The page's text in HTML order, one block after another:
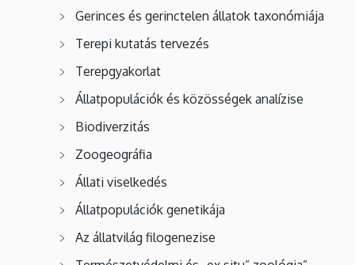
Gerinces és gerinctelen állatok taxonómiája
Terepi kutatás tervezés
Terepgyakorlat
Állatpopulációk és közösségek analízise
Biodiverzitás
Zoogeográfia
Állati viselkedés
Állatpopulációk genetikája
Az állatvilág filogenezise